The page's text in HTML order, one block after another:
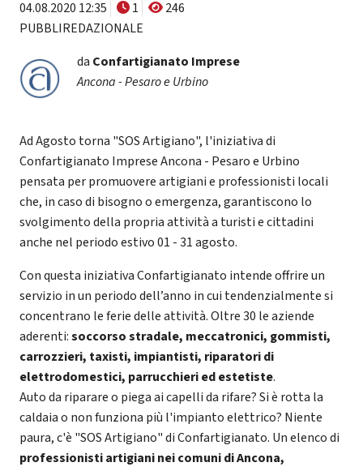
04.08.2020 12:35 1
246
PUBBLIREDAZIONALE
da Confartigianato Imprese
Ancona - Pesaro e Urbino
Ad Agosto torna "SOS Artigiano", l'iniziativa di
Confartigianato Imprese Ancona - Pesaro e Urbino
pensata per promuovere artigiani e professionisti locali
che, in caso di bisogno o emergenza, garantiscono lo
svolgimento della propria attività a turisti e cittadini
anche nel periodo estivo 01 - 31 agosto.
Con questa iniziativa Confartigianato intende offrire un
servizio in un periodo dell’anno in cui tendenzialmente si
concentrano le ferie delle attività. Oltre 30 le aziende
aderenti:soccorso stradale, meccatronici, gommisti,
carrozzieri, taxisti, impiantisti, riparatori di
elettrodomestici, parrucchieri ed estetiste.
Auto da riparare o piega ai capelli da rifare? Si è rotta la
caldaia o non funziona più l'impianto elettrico? Niente
paura, c'è "SOS Artigiano" di Confartigianato. Un elenco di
professionisti artigianinei comuni di Ancona,